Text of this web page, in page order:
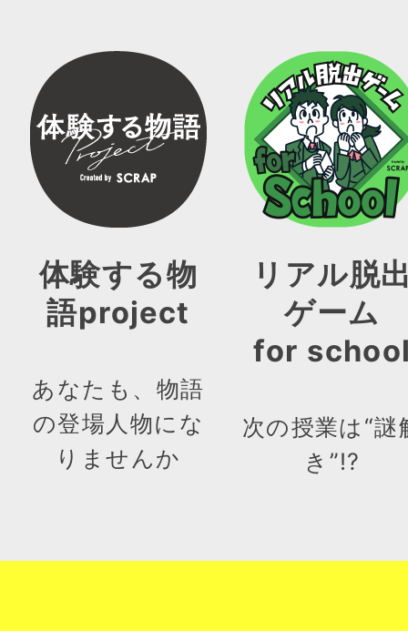
体験する物
語project
あなたも、物語
の登場人物にな
りませんか
リアル脱
ゲーム
for
次の授業は“謎
き”!?